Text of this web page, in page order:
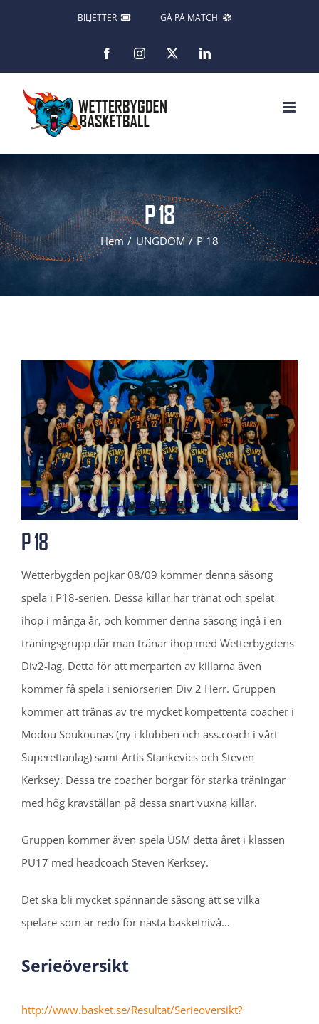
BILJETTER GÅ PÅ MATCH
FacebookInstagram LinkedIn
P 18
Hem UNGDOM P 18
P 18
Wetterbygden pojkar 08/09 kommer denna säsong
spela i P18-serien. Dessa killar har tränat och spelat
ihop i många år, och kommer denna säsong ingå i en
träningsgrupp där man tränar ihop med Wetterbygdens
Div2-lag. Detta för att merparten av killarna även
kommer få spela i seniorserien Div 2 Herr. Gruppen
kommer att tränas av tre mycket kompettenta coacher i
Modou Soukounas (ny i klubben och ass.coach i vårt
Superettanlag) samt Artis Stankevics och Steven
Kerksey. Dessa tre coacher borgar för starka träningar
med hög kravställan på dessa snart vuxna killar.
Gruppen kommer även spela USM detta året i klassen
PU17 med headcoach Steven Kerksey.
Det ska bli mycket spännande säsong att se vilka
spelare som är redo för nästa basketnivå…
Serieöversikt
http://www.basket.se/Resultat/Serieoversikt?